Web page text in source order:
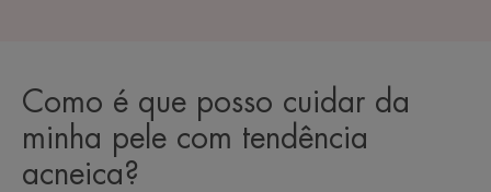
Como é que posso cuidar da
minha pele com tendência
acneica?